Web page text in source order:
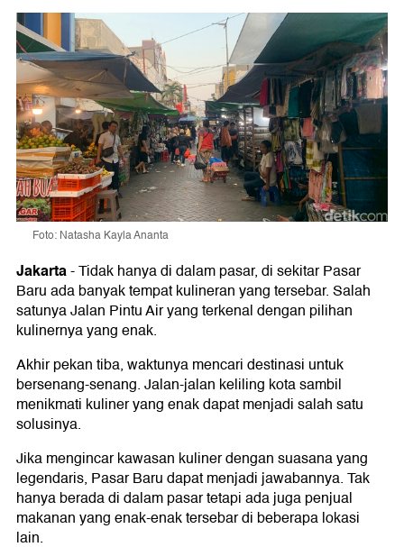
Foto: Natasha Kayla Ananta
Jakarta-Tidak hanya di dalam pasar, di sekitar Pasar
Baru ada banyak tempat kulineran yang tersebar. Salah
satunya Jalan Pintu Air yang terkenal dengan pilihan
kulinernya yang enak.
Akhir pekan tiba, waktunya mencari destinasi untuk
bersenang-senang. Jalan-jalan keliling kota sambil
menikmati kuliner yang enak dapat menjadi salah satu
solusinya.
Jika mengincar kawasan kuliner dengan suasana yang
legendaris, Pasar Baru dapat menjadi jawabannya. Tak
hanya berada di dalam pasar tetapi ada juga penjual
makanan yang enak-enak tersebar di beberapa lokasi
lain.